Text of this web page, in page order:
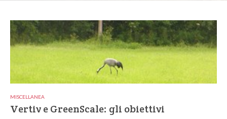
MISCELLANEA
Vertiv e GreenScale: gli obiettivi